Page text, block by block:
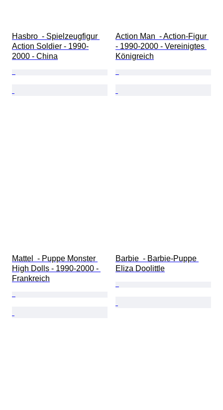
Hasbro  - Spielzeugfigur
Action Soldier - 1990-
2000 - China
Action Man  - Action-Figur
- 1990-2000 - Vereinigtes
Königreich
Mattel  - Puppe Monster
High Dolls - 1990-2000 -
Frankreich
Barbie  - Barbie-Puppe
Eliza Doolittle